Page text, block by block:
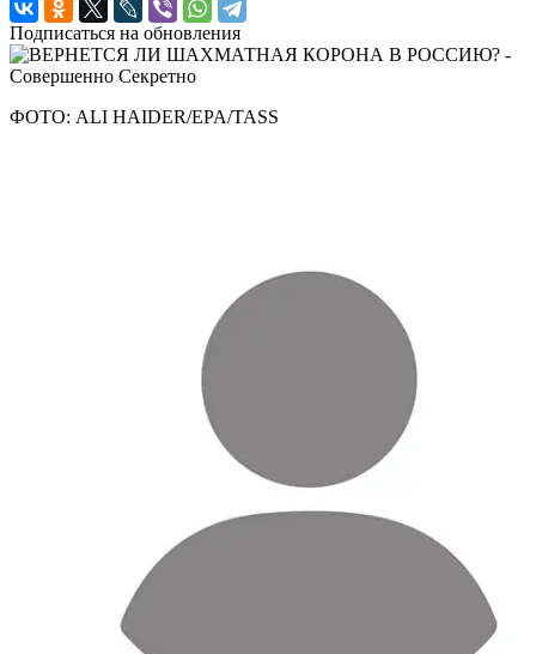
Подписаться на обновления
ФОТО: ALI HAIDER/EPA/TASS